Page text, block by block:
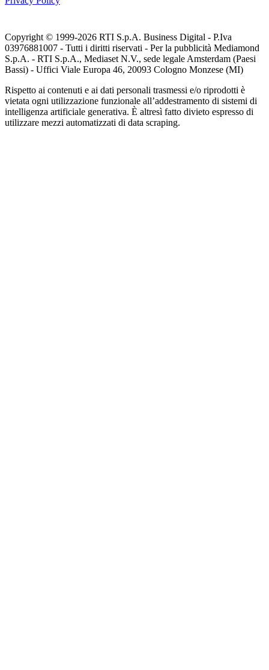
Copyright © 1999-2026 RTI S.p.A. Business Digital - P.Iva
03976881007 - Tutti i diritti riservati - Per la pubblicità Mediamond
S.p.A. - RTI S.p.A., Mediaset N.V., sede legale Amsterdam (Paesi
Bassi) - Uffici Viale Europa 46, 20093 Cologno Monzese (MI)
Rispetto ai contenuti e ai dati personali trasmessi e/o riprodotti è
vietata ogni utilizzazione funzionale all’addestramento di sistemi di
intelligenza artificiale generativa. È altresì fatto divieto espresso di
utilizzare mezzi automatizzati di data scraping.